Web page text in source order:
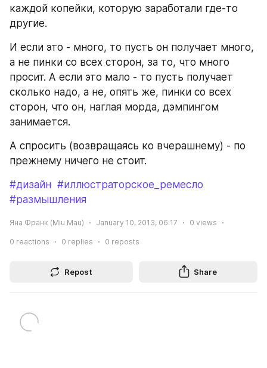
каждой копейки, которую заработали где-то
другие.
И если это - много, то пусть он получает много,
а не пинки со всех сторон, за то, что много
просит. А если это мало - то пусть получает
сколько надо, а не, опять же, пинки со всех
сторон, что он, наглая морда, дэмпингом
занимается.
А спросить (возвращаясь ко вчерашнему) - по
прежнему ничего не стоит.
#дизайн #иллюстраторское_ремесло
#размышления
Яна Франк (Miu Mau) January 10, 2013, 06:17 0 views
0 reactions 0 replies 0 reposts
Repost Share